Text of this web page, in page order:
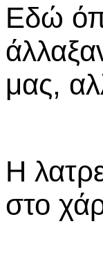
Εδώ
μας,
Η
στο